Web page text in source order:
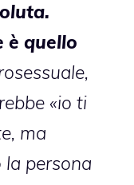
è quello
«io ti
ma
persona